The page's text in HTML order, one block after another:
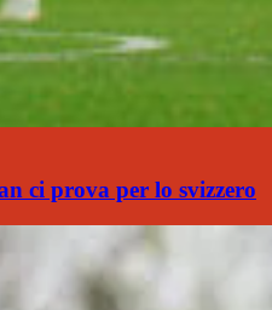
ci prova per lo svizzero